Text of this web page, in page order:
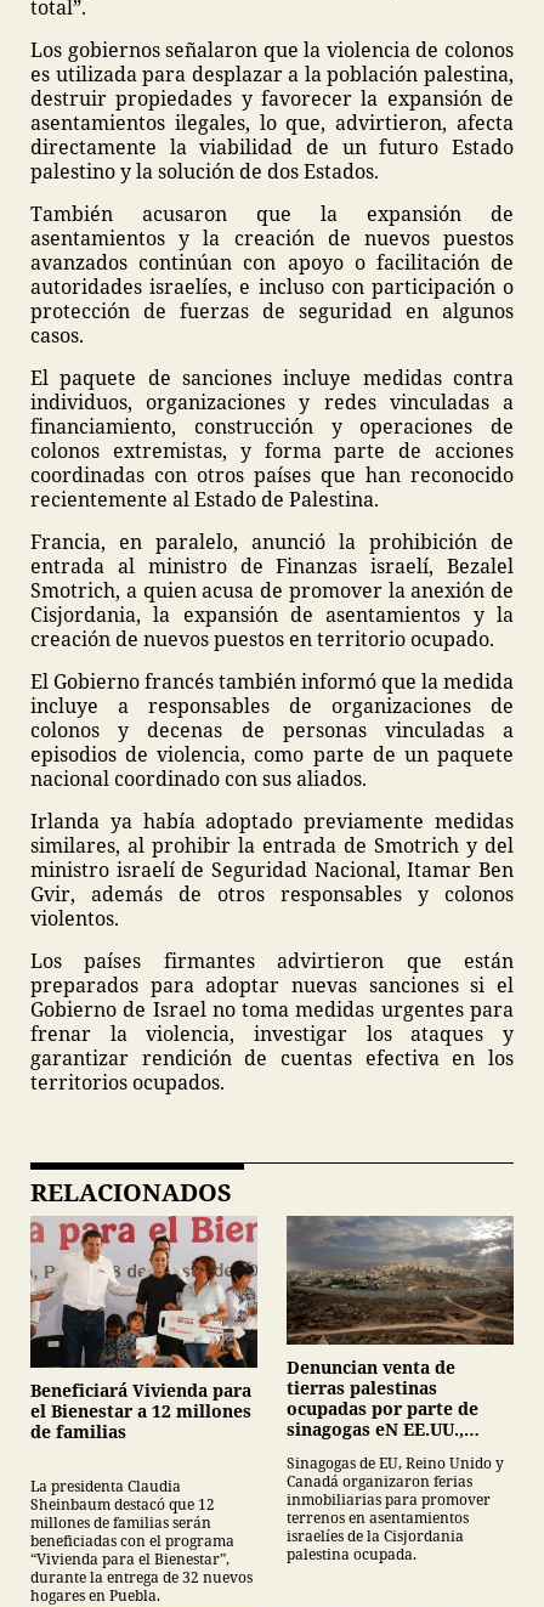
total”.
Los gobiernos señalaron que la violencia de colonos
es utilizada para desplazar a la población palestina,
destruir propiedades y favorecer la expansión de
asentamientos ilegales, lo que, advirtieron, afecta
directamente la viabilidad de un futuro Estado
palestino y la solución de dos Estados.
También acusaron que la expansión de
asentamientos y la creación de nuevos puestos
avanzados continúan con apoyo o facilitación de
autoridades israelíes, e incluso con participación o
protección de fuerzas de seguridad en algunos
casos.
El paquete de sanciones incluye medidas contra
individuos, organizaciones y redes vinculadas a
financiamiento, construcción y operaciones de
colonos extremistas, y forma parte de acciones
coordinadas con otros países que han reconocido
recientemente al Estado de Palestina.
Francia, en paralelo, anunció la prohibición de
entrada al ministro de Finanzas israelí, Bezalel
Smotrich, a quien acusa de promover la anexión de
Cisjordania, la expansión de asentamientos y la
creación de nuevos puestos en territorio ocupado.
El Gobierno francés también informó que la medida
incluye a responsables de organizaciones de
colonos y decenas de personas vinculadas a
episodios de violencia, como parte de un paquete
nacional coordinado con sus aliados.
Irlanda ya había adoptado previamente medidas
similares, al prohibir la entrada de Smotrich y del
ministro israelí de Seguridad Nacional, Itamar Ben
Gvir, además de otros responsables y colonos
violentos.
Los países firmantes advirtieron que están
preparados para adoptar nuevas sanciones si el
Gobierno de Israel no toma medidas urgentes para
frenar la violencia, investigar los ataques y
garantizar rendición de cuentas efectiva en los
territorios ocupados.
RELACIONADOS
Beneficiará Vivienda para
el Bienestar a 12 millones
de familias
La presidenta Claudia
Sheinbaum destacó que 12
millones de familias serán
beneficiadas con el programa
“Vivienda para el Bienestar”,
durante la entrega de 32 nuevos
hogares en Puebla.
Denuncian venta de
tierras palestinas
ocupadas por parte de
sinagogas eN EE.UU.,
Sinagogas de EU, Reino Unido y
Canadá organizaron ferias
inmobiliarias para promover
terrenos en asentamientos
israelíes de la Cisjordania
palestina ocupada.